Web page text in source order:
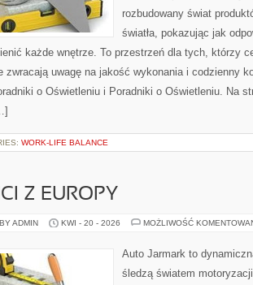
rozbudowany świat
światła, pokazując jak
każde wnętrze. To przestrzeń dla tych, którzy
zwracają uwagę na jakość wykonania i codzienny
o Oświetleniu i Poradniki o Oświetleniu. Na
WORK-LIFE BALANCE
Z EUROPY
ADMIN KWI - 20 - 2026 MOŻLIWOŚĆ
Auto Jarmark to
śledzą światem